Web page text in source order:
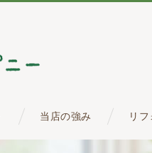
当店の強み リ